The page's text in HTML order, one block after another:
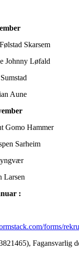
Skarsem
Johnny Løfald
Aune
Gomo Hammer
Sarheim
Larsen
:
forms/
Fagansvarlig